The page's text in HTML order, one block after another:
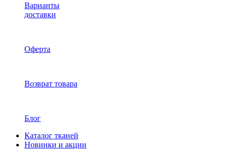
Варианты
доставки
Оферта
Возврат товара
Блог
Каталог тканей
Новинки и акции